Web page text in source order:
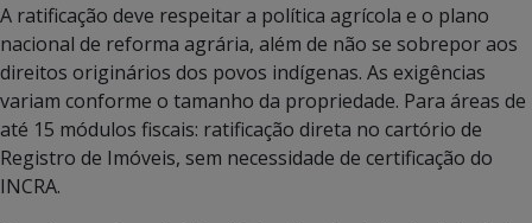
A ratificação deve respeitar a política agrícola e o plano
nacional de reforma agrária, além de não se sobrepor aos
direitos originários dos povos indígenas. As exigências
variam conforme o tamanho da propriedade. Para áreas de
até 15 módulos fiscais: ratificação direta no cartório de
Registro de Imóveis, sem necessidade de certificação do
INCRA.